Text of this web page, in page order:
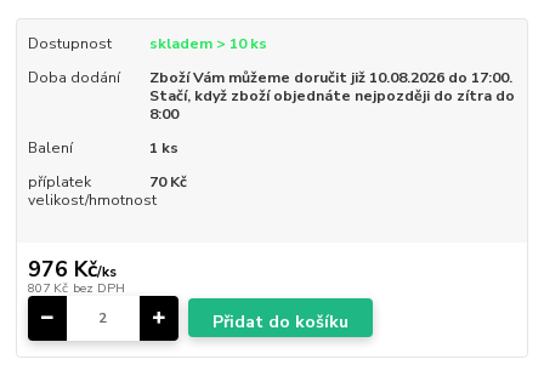
Dostupnost
skladem > 10 ks
Doba dodání
Zboží Vám můžeme doručit již 10.08.2026 do 17:00.
Stačí, když zboží objednáte nejpozději do zítra do
8:00
Balení
1 ks
příplatek
velikost/hmotnost
70 Kč
976 Kč/ks
807 Kč bez DPH
Přidat do košíku